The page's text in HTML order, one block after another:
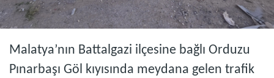
Malatya’nın Battalgazi ilçesine bağlı Orduzu
Pınarbaşı Göl kıyısında meydana gelen trafik